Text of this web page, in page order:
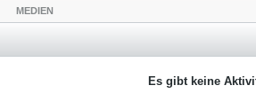
MEDIEN
Es gibt keine